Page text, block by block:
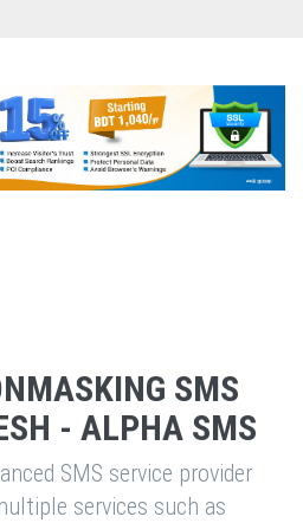
SMS
- ALPHA SMS
SMS service provider
services such as